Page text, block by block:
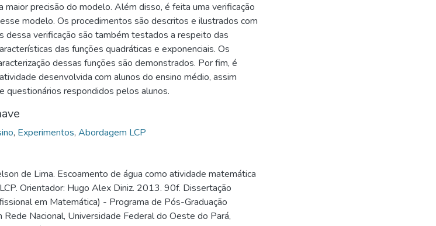
maior precisão do modelo. Além disso, é feita uma verificação
modelo. Os procedimentos são descritos e ilustrados com
dessa verificação são também testados a respeito das
das funções quadráticas e exponenciais. Os
dessas funções são demonstrados. Por fim, é
desenvolvida com alunos do ensino médio, assim
questionários respondidos pelos alunos.
, Experimentos, Abordagem LCP
de Lima. Escoamento de água como atividade matemática
Orientador: Hugo Alex Diniz. 2013. 90f. Dissertação
em Matemática) - Programa de Pós-Graduação
Rede Nacional, Universidade Federal do Oeste do Pará,